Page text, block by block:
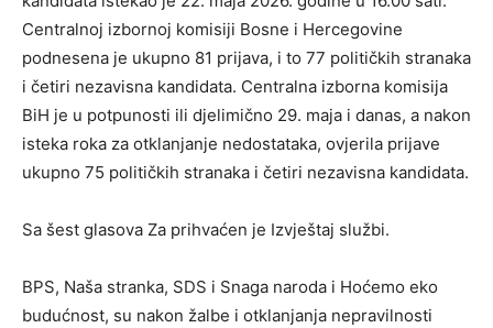
Centralnoj izbornoj komisiji Bosne i Hercegovine
podnesena je ukupno 81 prijava, i to 77 političkih stranaka
i četiri nezavisna kandidata. Centralna izborna komisija
BiH je u potpunosti ili djelimično 29. maja i danas, a nakon
isteka roka za otklanjanje nedostataka, ovjerila prijave
ukupno 75 političkih stranaka i četiri nezavisna kandidata.
Sa šest glasova Za prihvaćen je Izvještaj službi.
BPS, Naša stranka, SDS i Snaga naroda i Hoćemo eko
budućnost, su nakon žalbe i otklanjanja nepravilnosti